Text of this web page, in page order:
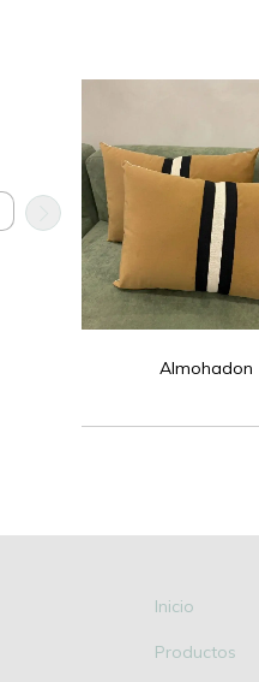
Almohadon
Inicio
Productos